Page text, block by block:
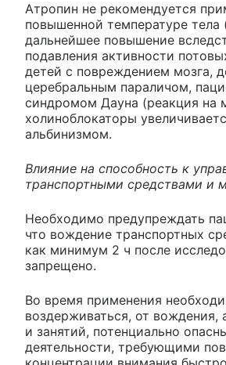
Атропин не рекомендуется
повышенной температуре
дальнейшее повышение
подавления активности
детей с повреждением мозга,
церебральным параличом,
синдромом Дауна (реакция на
холиноблокаторы
альбинизмом.
Влияние на способность к
транспортными средствами и
Необходимо предупреждать
что вождение транспортных
как минимум 2 ч после
запрещено.
Во время применения
воздерживаться, от вождения,
и занятий, потенциально
деятельности, требующими